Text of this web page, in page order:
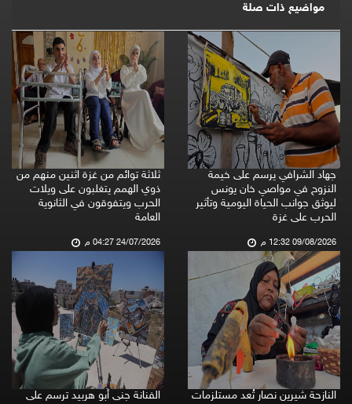
مواضيع ذات صلة
جهاد الشرافي يرسم على خيمة
النزوح في مواصي خان يونس
ليوثق جوانب الحياة اليومية وتأثير
الحرب على غزة
09/08/2026 12:32 م
ثلاثة توائم من غزة اثنين منهم من
ذوي الهمم يتغلبون على ويلات
الحرب ويتفوقون في الثانوية
العامة
24/07/2026 04:27 م
النازحة شيرين نصار تُعد مستلزمات
الفنانة جنى أبو هربيد ترسم على